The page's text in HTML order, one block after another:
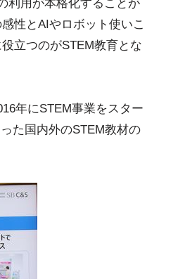
利用が本格化することが
性とAIやロボット使いこ
立つのがSTEM教育とな
年にSTEM事業をスター
た国内外のSTEM教材の